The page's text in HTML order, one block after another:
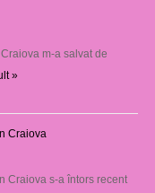
m-a salvat de
»
Craiova
Craiova s-a întors recent